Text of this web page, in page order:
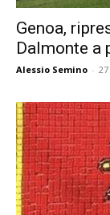
Genoa,
Dalmonte a
Alessio Semino -